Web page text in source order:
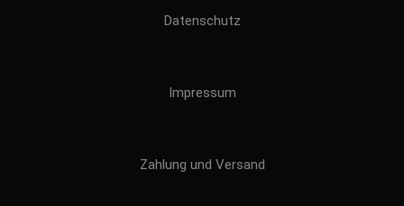
Datenschutz
Impressum
Zahlung und Versand